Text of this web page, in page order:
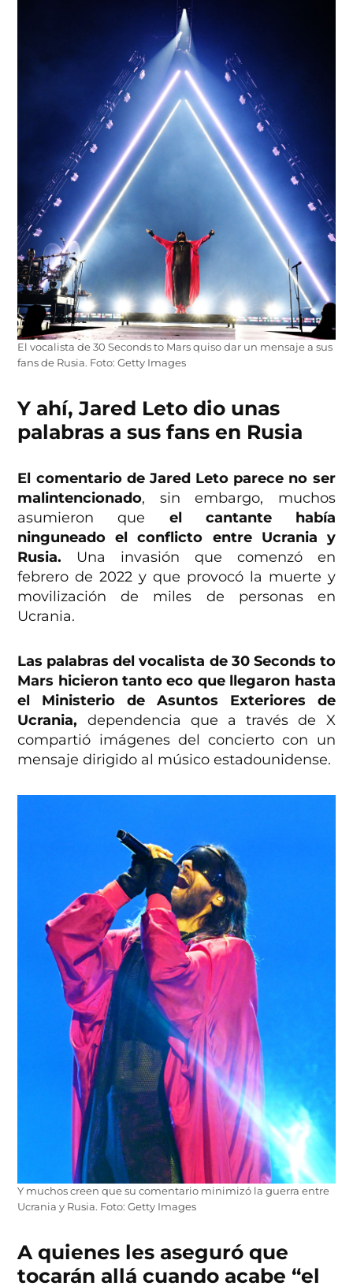
El vocalista de 30 Seconds to Mars quiso dar un mensaje a sus
fans de Rusia. Foto: Getty Images
Y ahí, Jared Leto dio unas
palabras a sus fans en Rusia
El comentario de Jared Leto parece no ser
malintencionado, sin embargo, muchos
asumieron que el cantante había
ninguneado el conflicto entre Ucrania y
Rusia. Una invasión que comenzó en
febrero de 2022 y que provocó la muerte y
movilización de miles de personas en
Ucrania.
Las palabras del vocalista de 30 Seconds to
Mars hicieron tanto eco que llegaron hasta
el Ministerio de Asuntos Exteriores de
Ucrania, dependencia que a través de X
compartió imágenes del concierto con un
mensaje dirigido al músico estadounidense.
Y muchos creen que su comentario minimizó la guerra entre
Ucrania y Rusia. Foto: Getty Images
A quienes les aseguró que
tocarán allá cuando acabe “el